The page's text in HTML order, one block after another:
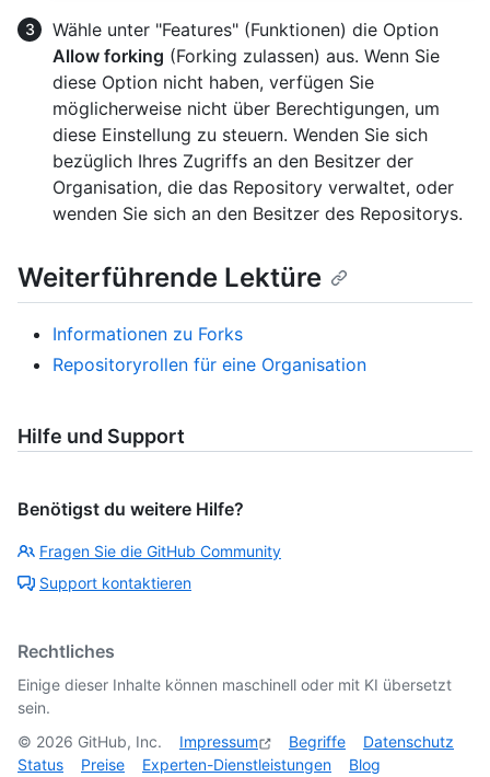
Wähle unter "Features" (Funktionen) die Option
Allow forking (Forking zulassen) aus. Wenn Sie
diese Option nicht haben, verfügen Sie
möglicherweise nicht über Berechtigungen, um
diese Einstellung zu steuern. Wenden Sie sich
bezüglich Ihres Zugriffs an den Besitzer der
Organisation, die das Repository verwaltet, oder
wenden Sie sich an den Besitzer des Repositorys.
Weiterführende Lektüre
Informationen zu Forks
Repositoryrollen für eine Organisation
Hilfe und Support
Benötigst du weitere Hilfe?
Fragen Sie die GitHub Community
Support kontaktieren
Rechtliches
Einige dieser Inhalte können maschinell oder mit KI übersetzt
sein.
© 2026 GitHub, Inc. Impressum Begriffe
Datenschutz
Status
Preise Experten-Dienstleistungen Blog